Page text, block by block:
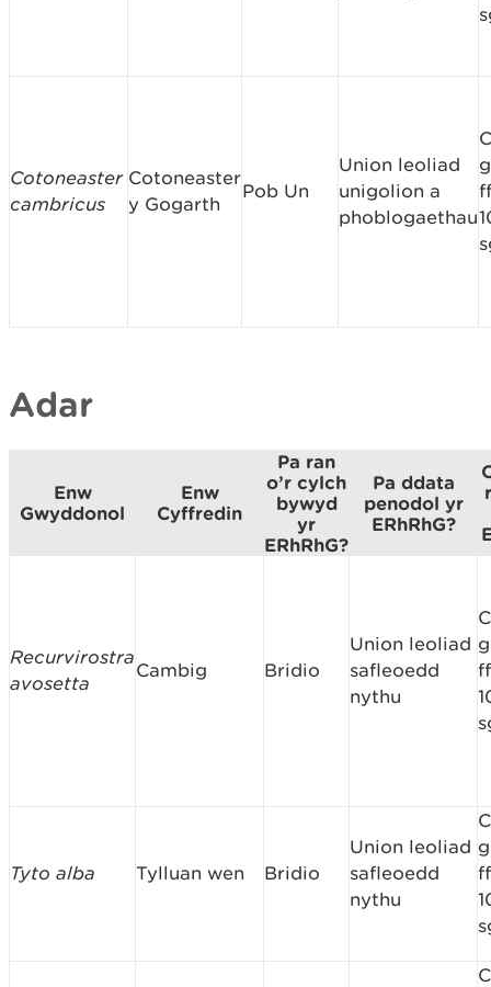
Cotoneaster
cambricus
Cotoneaster
y Gogarth
Pob Un
Union leoliad
unigolion a
phoblogaethau
Adar
Enw
Gwyddonol
Enw
Cyffredin
Pa ran
o’r cylch
bywyd
yr
ERhRhG?
Pa ddata
penodol yr
ERhRhG?
Recurvirostra
avosetta
Cambig Bridio
Union leoliad
safleoedd
nythu
Tyto alba Tylluan wen Bridio
Union leoliad
safleoedd
nythu